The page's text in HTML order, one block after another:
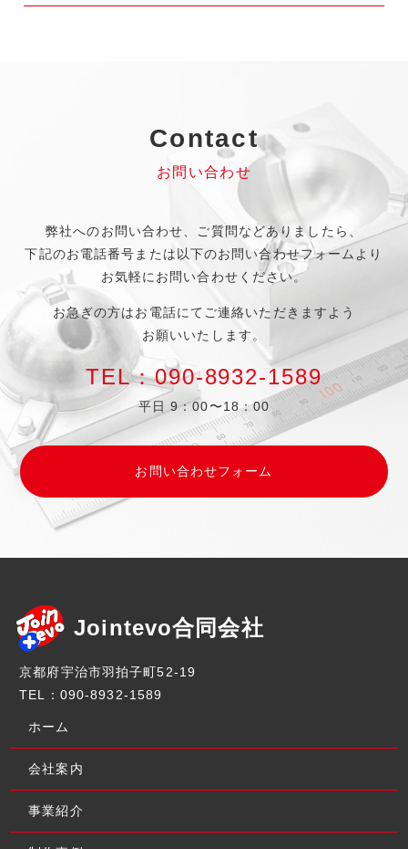
Contact
お問い合わせ
弊社へのお問い合わせ、 ご質問などありましたら、
下記のお電話番号 または以下のお問い合わせフォームより
お気軽にお問い合わせください。
お急ぎの方はお電話にてご連絡いただきますよう
お願いいたします。
TEL：090-8932-1589
平日 9：00〜18：00
お問い合わせフォーム
Jointevo合同会社
京都府宇治市羽拍子町52-19
TEL：090-8932-1589
ホーム
会社案内
事業紹介